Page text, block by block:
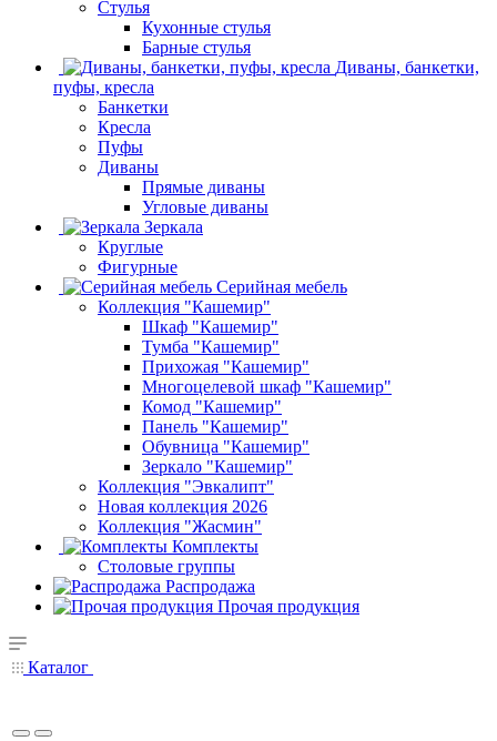
Стулья
Кухонные стулья
Барные стулья
Диваны, банкетки,
пуфы, кресла
Банкетки
Кресла
Пуфы
Диваны
Прямые диваны
Угловые диваны
Зеркала
Круглые
Фигурные
Серийная мебель
Коллекция "Кашемир"
Шкаф "Кашемир"
Тумба "Кашемир"
Прихожая "Кашемир"
Многоцелевой шкаф "Кашемир"
Комод "Кашемир"
Панель "Кашемир"
Обувница "Кашемир"
Зеркало "Кашемир"
Коллекция "Эвкалипт"
Новая коллекция 2026
Коллекция "Жасмин"
Комплекты
Столовые группы
Распродажа
Прочая продукция
Каталог